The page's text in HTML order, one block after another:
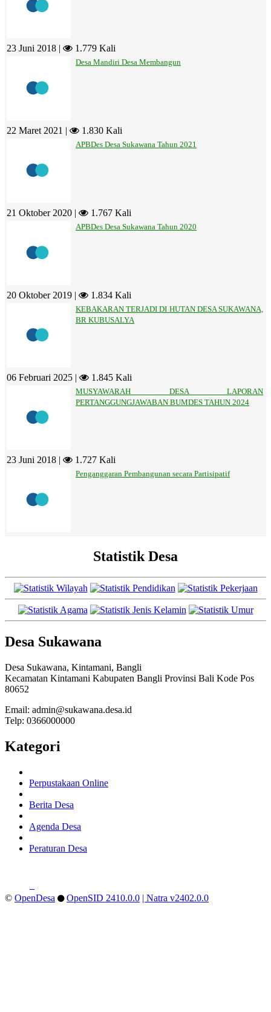
23 Juni 2018 | 1.779 Kali
Desa Mandiri Desa Membangun
22 Maret 2021 | 1.830 Kali
APBDes Desa Sukawana Tahun 2021
21 Oktober 2020 | 1.767 Kali
APBDes Desa Sukawana Tahun 2020
20 Oktober 2019 | 1.834 Kali
KEBAKARAN TERJADI DI HUTAN DESA SUKAWANA,
BR KUBUSALYA
06 Februari 2025 | 1.845 Kali
MUSYAWARAH DESA LAPORAN
PERTANGGUNGJAWABAN BUMDES TAHUN 2024
23 Juni 2018 | 1.727 Kali
Penganggaran Pembangunan secara Partisipatif
Statistik Desa
Desa Sukawana
Desa Sukawana, Kintamani, Bangli
Kecamatan Kintamani Kabupaten Bangli Provinsi Bali Kode Pos
80652
Email: admin@sukawana.desa.id
Telp: 0366000000
Kategori
Perpustakaan Online
Berita Desa
Agenda Desa
Peraturan Desa
© OpenDesa OpenSID 2410.0.0 | Natra v2402.0.0